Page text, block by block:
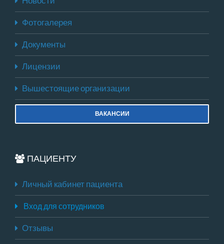
Фотогалерея
Документы
Лицензии
Вышестоящие организации
ВАКАНСИИ
ПАЦИЕНТУ
Личный кабинет пациента
Вход для сотрудников
Отзывы